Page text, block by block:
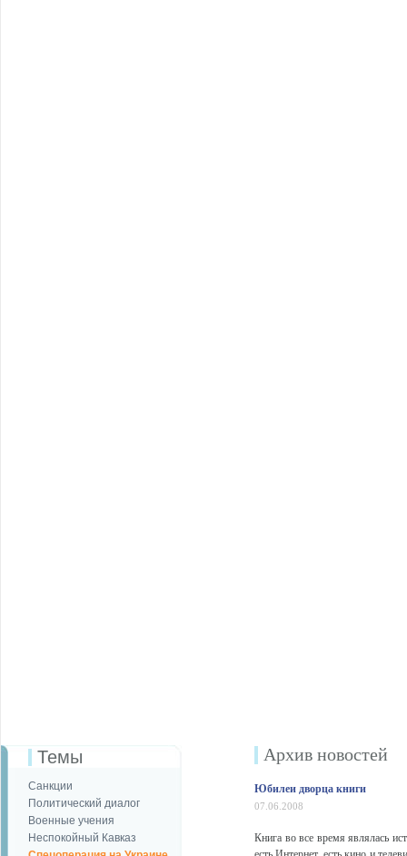
Темы
Санкции
Политический диалог
Военные учения
Неспокойный Кавказ
Архив новостей
Юбилеи дворца книги
07.06.2008
Книга во все время являлась